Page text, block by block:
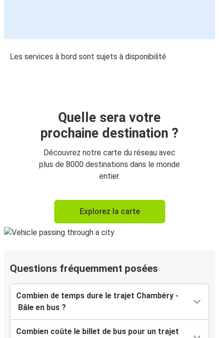
Les services à bord sont sujets à disponibilité
Quelle sera votre
prochaine destination ?
Découvrez notre carte du réseau avec
plus de 8000 destinations dans le monde
entier.
Explorez la carte
Questions fréquemment posées
Combien de temps dure le trajet Chambéry -
Bâle en bus ?
Combien coûte le billet de bus pour un trajet